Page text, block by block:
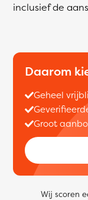
inclusief de
Daarom
Geheel
Groot
Wij scoren